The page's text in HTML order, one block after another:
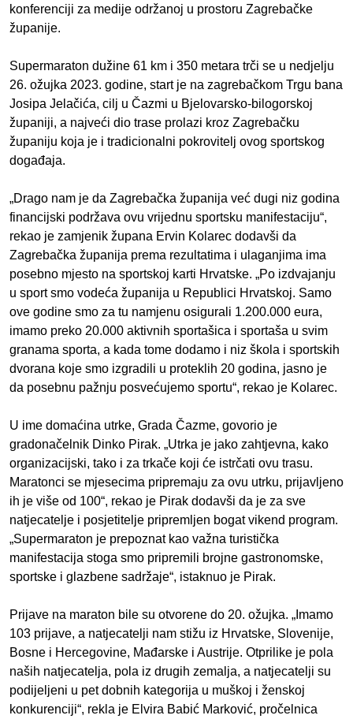
konferenciji za medije održanoj u prostoru Zagrebačke
županije.
Supermaraton dužine 61 km i 350 metara trči se u nedjelju
26. ožujka 2023. godine, start je na zagrebačkom Trgu bana
Josipa Jelačića, cilj u Čazmi u Bjelovarsko-bilogorskoj
županiji, a najveći dio trase prolazi kroz Zagrebačku
županiju koja je i tradicionalni pokrovitelj ovog sportskog
događaja.
„Drago nam je da Zagrebačka županija već dugi niz godina
financijski podržava ovu vrijednu sportsku manifestaciju“,
rekao je zamjenik župana Ervin Kolarec dodavši da
Zagrebačka županija prema rezultatima i ulaganjima ima
posebno mjesto na sportskoj karti Hrvatske. „Po izdvajanju
u sport smo vodeća županija u Republici Hrvatskoj. Samo
ove godine smo za tu namjenu osigurali 1.200.000 eura,
imamo preko 20.000 aktivnih sportašica i sportaša u svim
granama sporta, a kada tome dodamo i niz škola i sportskih
dvorana koje smo izgradili u proteklih 20 godina, jasno je
da posebnu pažnju posvećujemo sportu“, rekao je Kolarec.
U ime domaćina utrke, Grada Čazme, govorio je
gradonačelnik Dinko Pirak. „Utrka je jako zahtjevna, kako
organizacijski, tako i za trkače koji će istrčati ovu trasu.
Maratonci se mjesecima pripremaju za ovu utrku, prijavljeno
ih je više od 100“, rekao je Pirak dodavši da je za sve
natjecatelje i posjetitelje pripremljen bogat vikend program.
„Supermaraton je prepoznat kao važna turistička
manifestacija stoga smo pripremili brojne gastronomske,
sportske i glazbene sadržaje“, istaknuo je Pirak.
Prijave na maraton bile su otvorene do 20. ožujka. „Imamo
103 prijave, a natjecatelji nam stižu iz Hrvatske, Slovenije,
Bosne i Hercegovine, Mađarske i Austrije. Otprilike je pola
naših natjecatelja, pola iz drugih zemalja, a natjecatelji su
podijeljeni u pet dobnih kategorija u muškoj i ženskoj
konkurenciji“, rekla je Elvira Babić Marković, pročelnica